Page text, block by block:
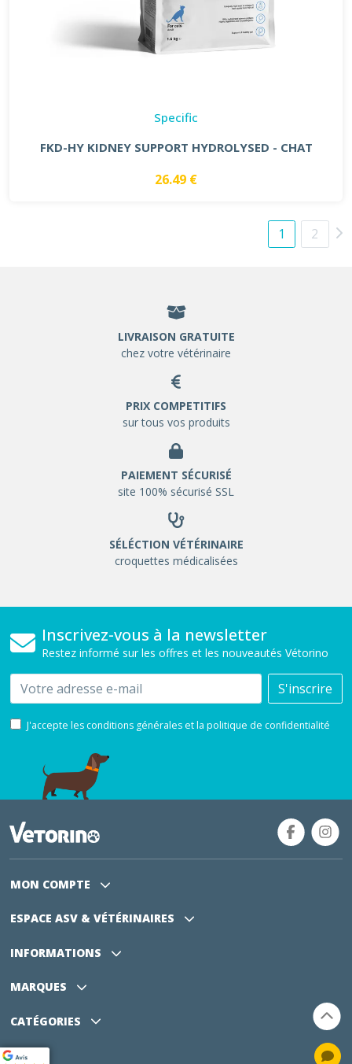
Specific
FKD-HY KIDNEY SUPPORT HYDROLYSED - CHAT
26.49 €
1 2
LIVRAISON GRATUITE
chez votre vétérinaire
PRIX COMPETITIFS
sur tous vos produits
PAIEMENT SÉCURISÉ
site 100% sécurisé SSL
SÉLÉCTION VÉTÉRINAIRE
croquettes médicalisées
Inscrivez-vous à la newsletter
Restez informé sur les offres et les nouveautés Vétorino
Email S'inscrire
J'accepte les conditions générales et la politique de confidentialité
MON COMPTE
ESPACE ASV & VÉTÉRINAIRES
INFORMATIONS
MARQUES
CATÉGORIES